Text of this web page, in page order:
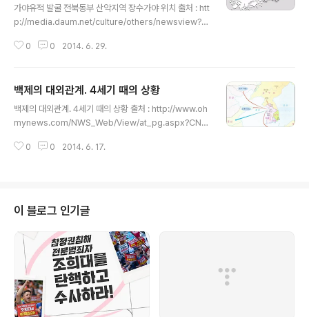
가야유적 발굴 전북동부 산악지역 장수가야 위치 출처 : htt
p://media.daum.net/culture/others/newsview?n
대가야의 교두보였나 독립된 국가였나 - 동아 http://tadr
0 0 2014. 6. 29.
백제의 대외관계. 4세기 때의 상황
백제의 대외관계. 4세기 때의 상황 출처 : http://www.oh
mynews.com/NWS_Web/View/at_pg.aspx?CNT
잡'? 중국도 점령했다 - 오마이뉴스 http://tadream.tist
0 0 2014. 6. 17.
이 블로그 인기글